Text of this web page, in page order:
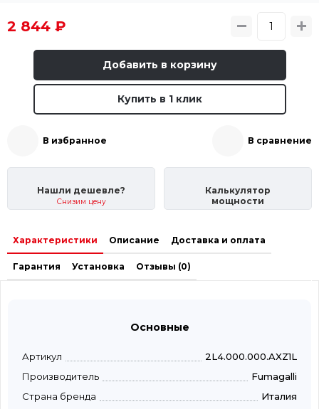
2 844 ₽
Добавить в корзину
Купить в 1 клик
В избранное В сравнение
Нашли дешевле?
Снизим цену
Калькулятор
мощности
Характеристики Описание Доставка и оплата
Гарантия Установка Отзывы (0)
Основные
Артикул
2L4.000.000.AXZ1L
Производитель
Fumagalli
Страна бренда
Италия